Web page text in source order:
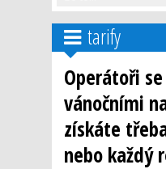
tarify
Operátoři
vánočními
získáte
nebo každý